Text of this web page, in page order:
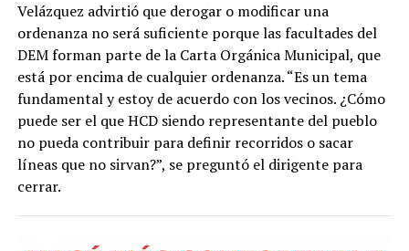
Velázquez advirtió que derogar o modificar una
ordenanza no será suficiente porque las facultades del
DEM forman parte de la Carta Orgánica Municipal, que
está por encima de cualquier ordenanza. “Es un tema
fundamental y estoy de acuerdo con los vecinos. ¿Cómo
puede ser el que HCD siendo representante del pueblo
no pueda contribuir para definir recorridos o sacar
líneas que no sirvan?”, se preguntó el dirigente para
cerrar.